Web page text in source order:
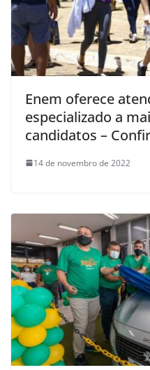
Enem oferece
especializado a
candidatos –
14 de novembro de 2022